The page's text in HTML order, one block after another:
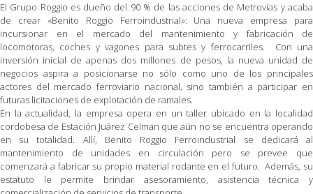
El Grupo Roggio es dueño del 90 % de las acciones de Metrovías y acaba
de crear «Benito Roggio Ferroindustrial»: Una nueva empresa para
incursionar en el mercado del mantenimiento y fabricación de
locomotoras, coches y vagones para subtes y ferrocarriles. Con una
inversión inicial de apenas dos millones de pesos, la nueva unidad de
negocios aspira a posicionarse no sólo como uno de los principales
actores del mercado ferroviario nacional, sino también a participar en
futuras licitaciones de explotación de ramales.
En la actualidad, la empresa opera en un taller ubicado en la localidad
cordobesa de Estación Juárez Celman que aún no se encuentra operando
en su totalidad. Allí, Benito Roggio Ferroindustrial se dedicará al
mantenimiento de unidades en circulación pero se prevee que
comenzará a fabricar su propio material rodante en el futuro. Además, su
estatuto le permite brindar asesoramiento, asistencia técnica y